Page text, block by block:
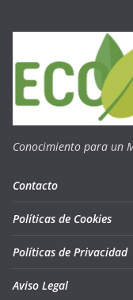
Conocimiento para un
Contacto
Políticas de Cookies
Políticas de Privacidad
Aviso Legal